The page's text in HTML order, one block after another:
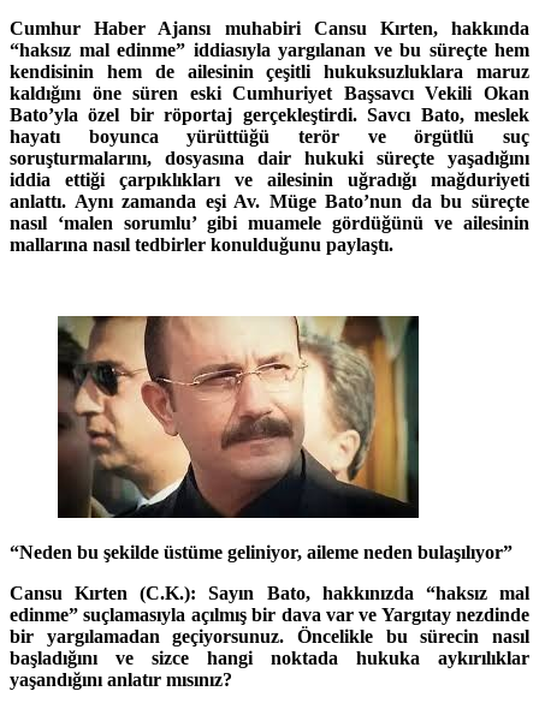
Cumhur Haber Ajansı muhabiri Cansu Kırten, hakkında
“haksız mal edinme” iddiasıyla yargılanan ve bu süreçte hem
kendisinin hem de ailesinin çeşitli hukuksuzluklara maruz
kaldığını öne süren eski Cumhuriyet Başsavcı Vekili Okan
Bato’yla özel bir röportaj gerçekleştirdi. Savcı Bato, meslek
hayatı boyunca yürüttüğü terör ve örgütlü suç
soruşturmalarını, dosyasına dair hukuki süreçte yaşadığını
iddia ettiği çarpıklıkları ve ailesinin uğradığı mağduriyeti
anlattı. Aynı zamanda eşi Av. Müge Bato’nun da bu süreçte
nasıl ‘malen sorumlu’ gibi muamele gördüğünü ve ailesinin
mallarına nasıl tedbirler konulduğunu paylaştı.
“Neden bu şekilde üstüme geliniyor, aileme neden bulaşılıyor”
Cansu Kırten (C.K.): Sayın Bato, hakkınızda “haksız mal
edinme” suçlamasıyla açılmış bir dava var ve Yargıtay nezdinde
bir yargılamadan geçiyorsunuz. Öncelikle bu sürecin nasıl
başladığını ve sizce hangi noktada hukuka aykırılıklar
yaşandığını anlatır mısınız?